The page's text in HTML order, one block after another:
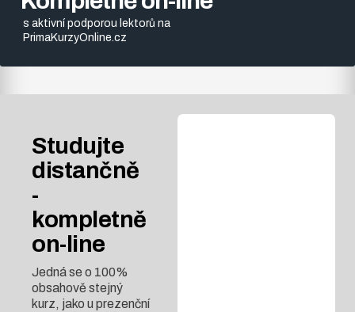
s aktivní podporou lektorů na
PrimaKurzyOnline.cz
Studujte
distančně
-
kompletně
on-line
Jedná se o 100%
obsahově stejný
kurz, jako u prezenční